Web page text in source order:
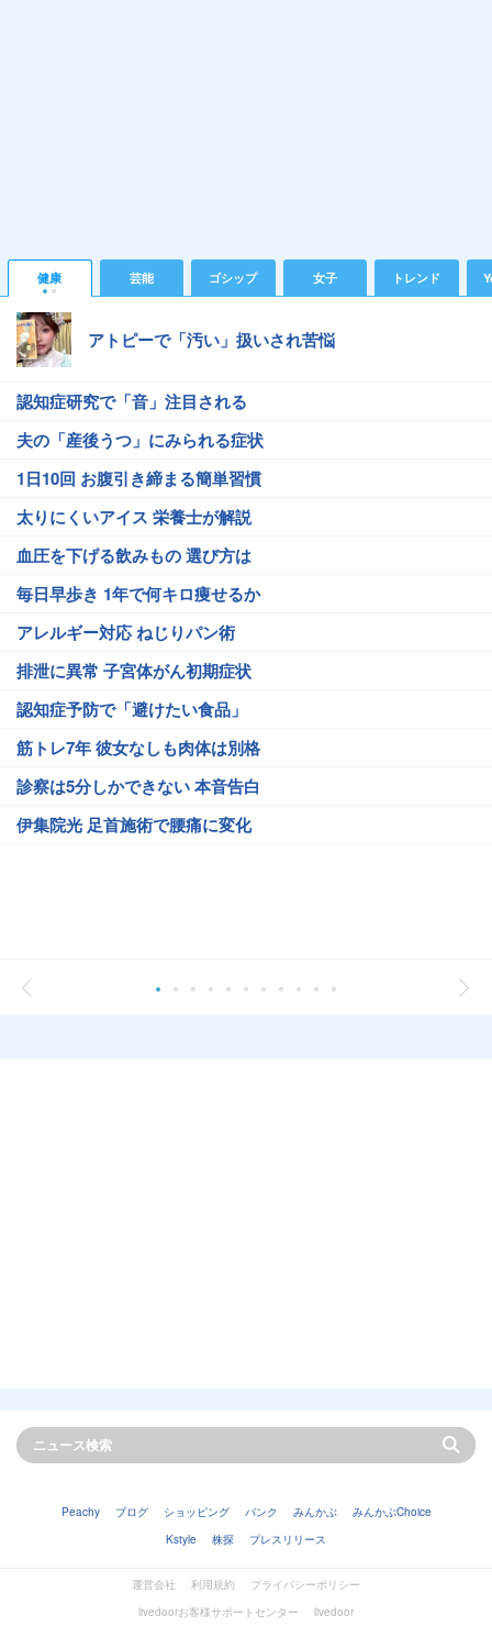
健康 芸能 ゴシップ 女子 トレンド
アトピーで「汚い」扱いされ苦悩
認知症研究で「音」注目される
夫の「産後うつ」にみられる症状
1日10回 お腹引き締まる簡単習慣
太りにくいアイス 栄養士が解説
血圧を下げる飲みもの 選び方は
毎日早歩き 1年で何キロ痩せるか
アレルギー対応 ねじりパン術
排泄に異常 子宮体がん初期症状
認知症予防で「避けたい食品」
筋トレ7年 彼女なしも肉体は別格
診察は5分しかできない 本音告白
伊集院光 足首施術で腰痛に変化
Peachy ブログ ショッピング バンク みんかぶ
みんかぶChoice
Kstyle
株探 プレスリリース
運営会社 利用規約
プライバシーポリシー
livedoorお客様サポートセンター
livedoor